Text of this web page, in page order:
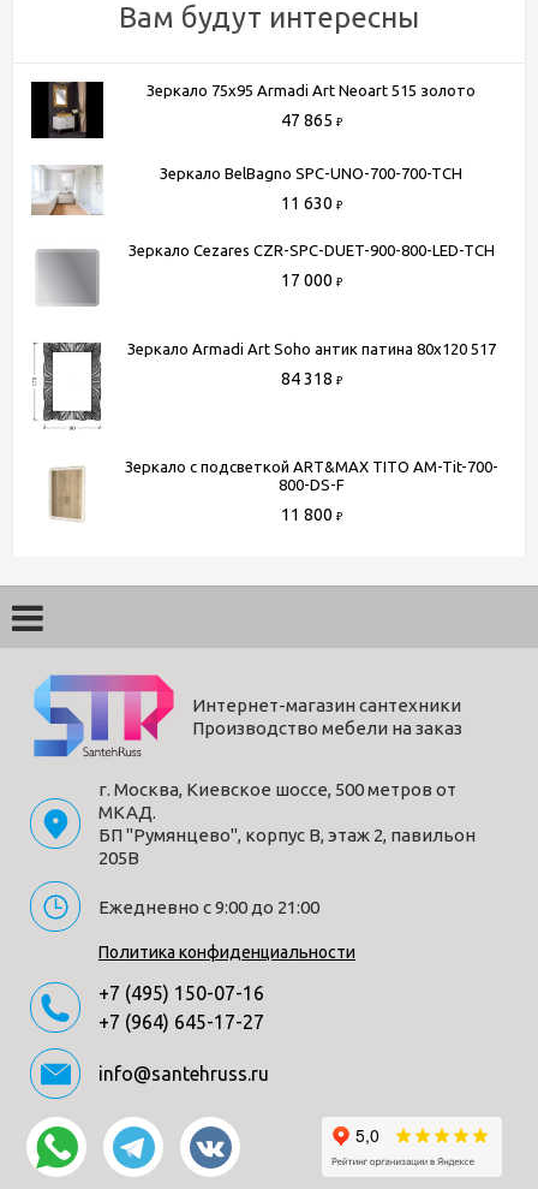
Вам будут интересны
Зеркало 75x95 Armadi Art Neoart 515 золото
47 865 ₽
Зеркало BelBagno SPC-UNO-700-700-TCH
11 630 ₽
Зеркало Cezares CZR-SPC-DUET-900-800-LED-TCH
17 000 ₽
Зеркало Armadi Art Soho антик патина 80х120 517
84 318 ₽
Зеркало с подсветкой ART&MAX TITO AM-Tit-700-
800-DS-F
11 800 ₽
Интернет-магазин сантехники
Производство мебели на заказ
г. Москва, Киевское шоссе, 500 метров от
МКАД.
БП "Румянцево", корпус В, этаж 2, павильон
205В
Ежедневно с 9:00 до 21:00
Политика конфиденциальности
+7 (495) 150-07-16
+7 (964) 645-17-27
info@santehruss.ru